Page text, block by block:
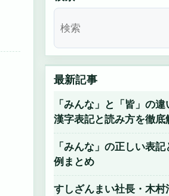
最新記事
「みんな」と「皆」の
漢字表記と読み方を徹底
「みんな」の正しい表
例まとめ
すしざんまい社長・木